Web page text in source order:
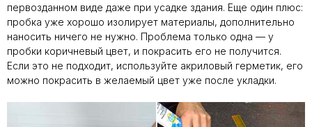
первозданном виде даже при усадке здания. Еще один плюс:
пробка уже хорошо изолирует материалы, дополнительно
наносить ничего не нужно. Проблема только одна — у
пробки коричневый цвет, и покрасить его не получится.
Если это не подходит, используйте акриловый герметик, его
можно покрасить в желаемый цвет уже после укладки.